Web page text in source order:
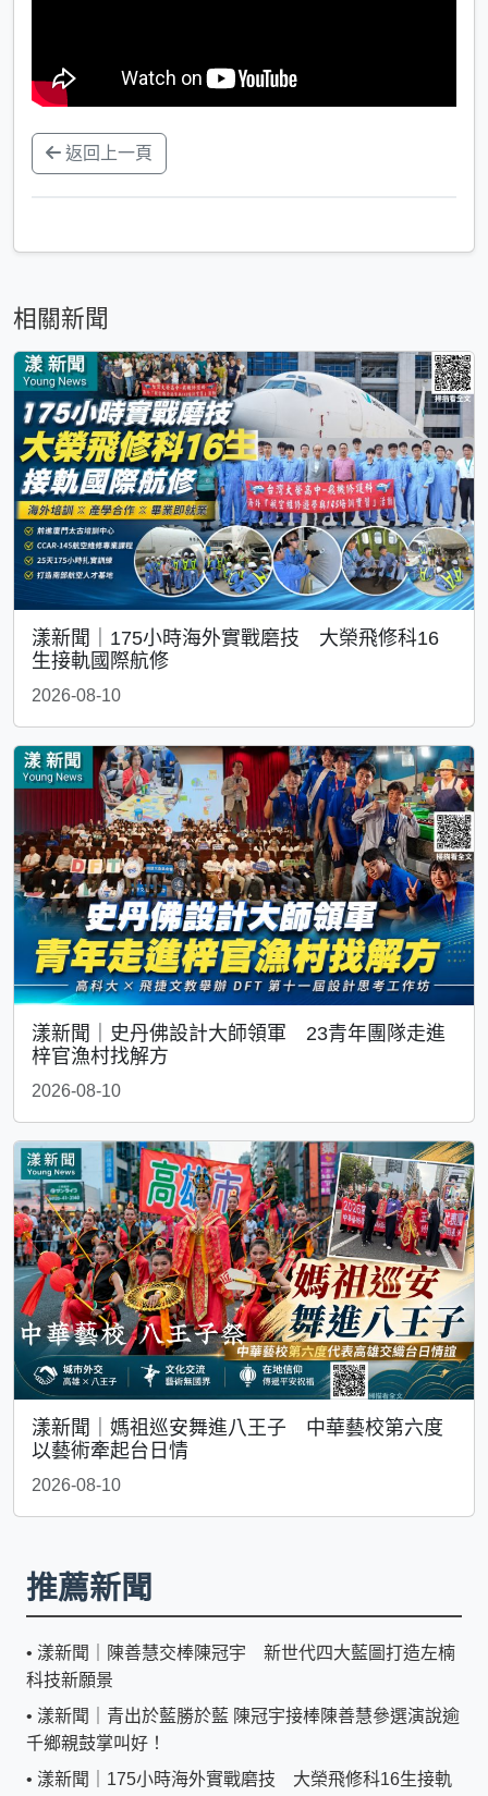
返回上一頁
相關新聞
漾新聞｜175小時海外實戰磨技 大榮飛修科16
生接軌國際航修
2026-08-10
漾新聞｜史丹佛設計大師領軍 23青年團隊走進
梓官漁村找解方
2026-08-10
漾新聞｜媽祖巡安舞進八王子 中華藝校第六度
以藝術牽起台日情
2026-08-10
推薦新聞
• 漾新聞｜陳善慧交棒陳冠宇 新世代四大藍圖打造左楠
科技新願景
• 漾新聞｜青出於藍勝於藍 陳冠宇接棒陳善慧參選演說逾
千鄉親鼓掌叫好！
• 漾新聞｜175小時海外實戰磨技 大榮飛修科16生接軌